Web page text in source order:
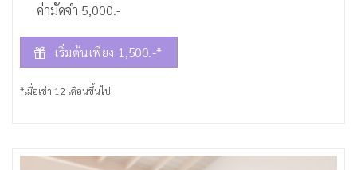
ค่ามัดจำ 5,000.-
เริ่มต้นเพียง 1,500.-*
*เมื่อเช่า 12 เดือนขึ้นไป